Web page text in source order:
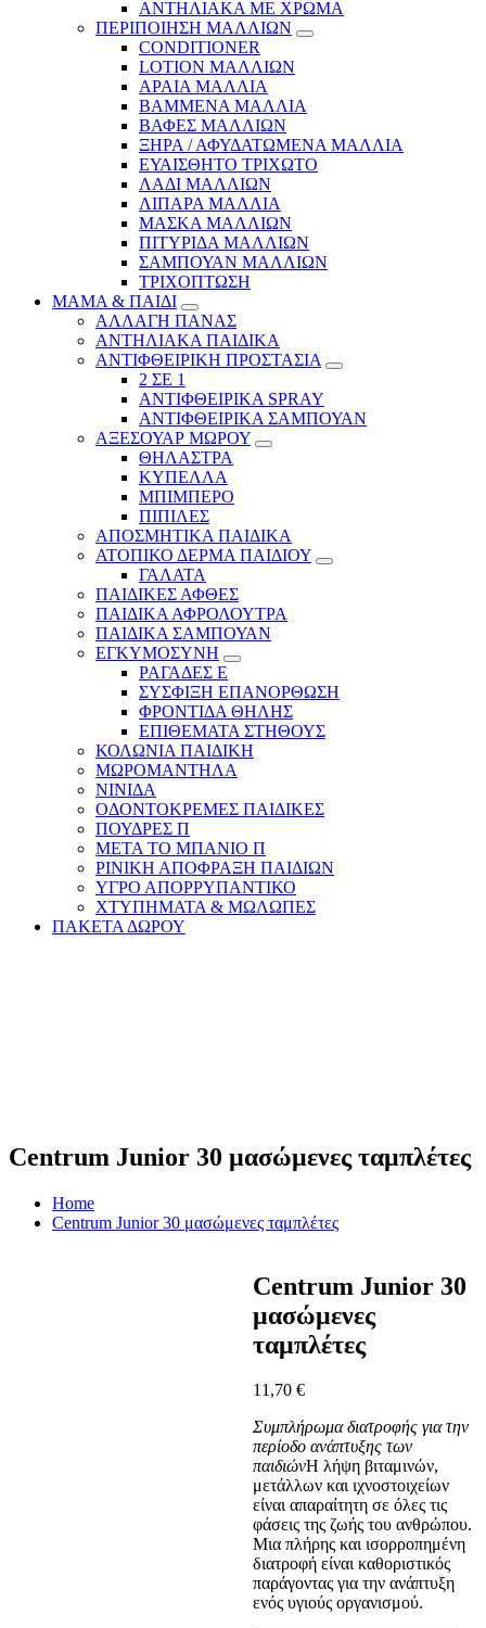
ΑΝΤΗΛΙΑΚΑ ΜΕ ΧΡΩΜΑ
ΠΕΡΙΠΟΙΗΣΗ ΜΑΛΛΙΩΝ
CONDITIONER
LOTION ΜΑΛΛΙΩΝ
ΑΡΑΙΑ ΜΑΛΛΙΑ
ΒΑΜΜΕΝΑ ΜΑΛΛΙΑ
ΒΑΦΕΣ ΜΑΛΛΙΩΝ
ΞΗΡΑ / ΑΦΥΔΑΤΩΜΕΝΑ ΜΑΛΛΙΑ
ΕΥΑΙΣΘΗΤΟ ΤΡΙΧΩΤΟ
ΛΑΔΙ ΜΑΛΛΙΩΝ
ΛΙΠΑΡΑ ΜΑΛΛΙΑ
ΜΑΣΚΑ ΜΑΛΛΙΩΝ
ΠΙΤΥΡΙΔΑ ΜΑΛΛΙΩΝ
ΣΑΜΠΟΥΑΝ ΜΑΛΛΙΩΝ
ΤΡΙΧΟΠΤΩΣΗ
ΜΑΜΑ & ΠΑΙΔΙ
ΑΛΛΑΓΗ ΠΑΝΑΣ
ΑΝΤΗΛΙΑΚΑ ΠΑΙΔΙΚΑ
ΑΝΤΙΦΘΕΙΡΙΚΗ ΠΡΟΣΤΑΣΙΑ
2 ΣΕ 1
ΑΝΤΙΦΘΕΙΡΙΚΑ SPRAY
ΑΝΤΙΦΘΕΙΡΙΚΑ ΣΑΜΠΟΥΑΝ
ΑΞΕΣΟΥΑΡ ΜΩΡΟΥ
ΘΗΛΑΣΤΡΑ
ΚΥΠΕΛΛΑ
ΜΠΙΜΠΕΡΟ
ΠΙΠΙΛΕΣ
ΑΠΟΣΜΗΤΙΚΑ ΠΑΙΔΙΚΑ
ΑΤΟΠΙΚΟ ΔΕΡΜΑ ΠΑΙΔΙΟΥ
ΓΑΛΑΤΑ
ΠΑΙΔΙΚΕΣ ΑΦΘΕΣ
ΠΑΙΔΙΚΑ ΑΦΡΟΛΟΥΤΡΑ
ΠΑΙΔΙΚΑ ΣΑΜΠΟΥΑΝ
ΕΓΚΥΜΟΣΥΝΗ
ΡΑΓΑΔΕΣ Ε
ΣΥΣΦΙΞΗ ΕΠΑΝΟΡΘΩΣΗ
ΦΡΟΝΤΙΔΑ ΘΗΛΗΣ
ΕΠΙΘΕΜΑΤΑ ΣΤΗΘΟΥΣ
ΚΟΛΩΝΙΑ ΠΑΙΔΙΚΗ
ΜΩΡΟΜΑΝΤΗΛΑ
ΝΙΝΙΔΑ
ΟΔΟΝΤΟΚΡΕΜΕΣ ΠΑΙΔΙΚΕΣ
ΠΟΥΔΡΕΣ Π
ΜΕΤΑ ΤΟ ΜΠΑΝΙΟ Π
ΡΙΝΙΚΗ ΑΠΟΦΡΑΞΗ ΠΑΙΔΙΩΝ
ΥΓΡΟ ΑΠΟΡΡΥΠΑΝΤΙΚΟ
ΧΤΥΠΗΜΑΤΑ & ΜΩΛΩΠΕΣ
ΠΑΚΕΤΑ ΔΩΡΟΥ
Centrum Junior 30 μασώμενες ταμπλέτες
Home
Centrum Junior 30 μασώμενες ταμπλέτες
Centrum Junior 30
μασώμενες
ταμπλέτες
11,70 €
Συμπλήρωμα διατροφής για την
περίοδο ανάπτυξης των
παιδιώνΗ λήψη βιταμινών,
μετάλλων και ιχνοστοιχείων
είναι απαραίτητη σε όλες τις
φάσεις της ζωής του ανθρώπου.
Μια πλήρης και ισορροπημένη
διατροφή είναι καθοριστικός
παράγοντας για την ανάπτυξη
ενός υγιούς οργανισμού.